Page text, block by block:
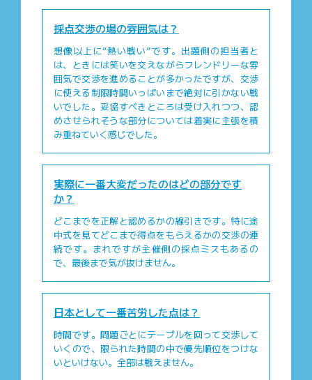
採点交渉の場の雰囲気は？
想像以上に“熱い戦い”です。出題側の担当者と
は、ときには笑いを交えながらフレンドリーな雰
囲気で交渉を進めることが多かったですが、交渉
に使える制限時間いっぱいまで絶対に引かない戦
いでした。妥協すべきところは受け入れつつ、認
めさせられそうな部分については着実に主張を積
み重ねていく感じでした。
実際に一番大変だったのはどの部分です
か？
どこまでを正解と認めるかの線引きです。特に途
中式を見てどこまで得点をもらえるかの交渉の連
続です。まれですが主催側の採点ミスもあるの
で、最後まで気が抜けません。
日本として一番苦労した点は？
時間です。問題ごとにテーブルを回って交渉して
いくので、限られた時間の中で優先順位をつけな
いといけない。全部は戦えません。